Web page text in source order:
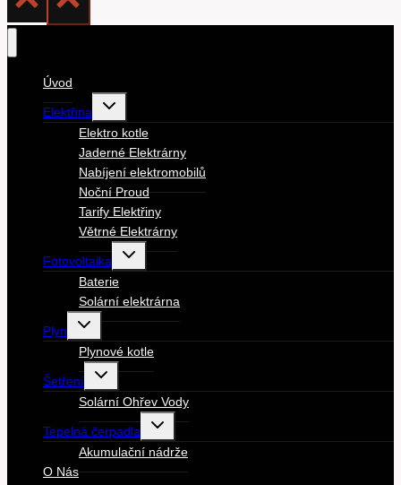
Úvod
Elektřina
Toggle
child
menu
Elektro kotle
Jaderné Elektrárny
Nabíjení elektromobilů
Noční Proud
Tarify Elektřiny
Větrné Elektrárny
Fotovoltaika
Toggle
child
menu
Baterie
Solární elektrárna
Plyn
Toggle
child
menu
Plynové kotle
Šetření
Toggle
child
menu
Solární Ohřev Vody
Tepelná čerpadla
Toggle
child
menu
Akumulační nádrže
O Nás